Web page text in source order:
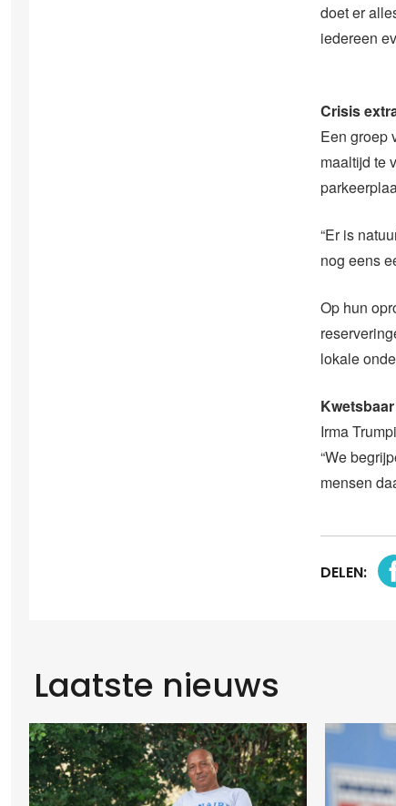
doet er
iedereen
Crisis
Een groep
maaltijd te
“Er is
nog eens
Op hun
lokale
Irma
“We
mensen
DELEN:
Laatste nieuws